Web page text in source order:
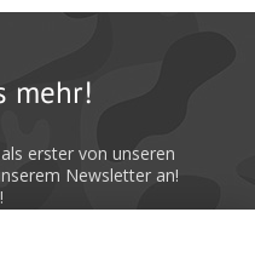
mehr!
erster von unseren
Newsletter an!